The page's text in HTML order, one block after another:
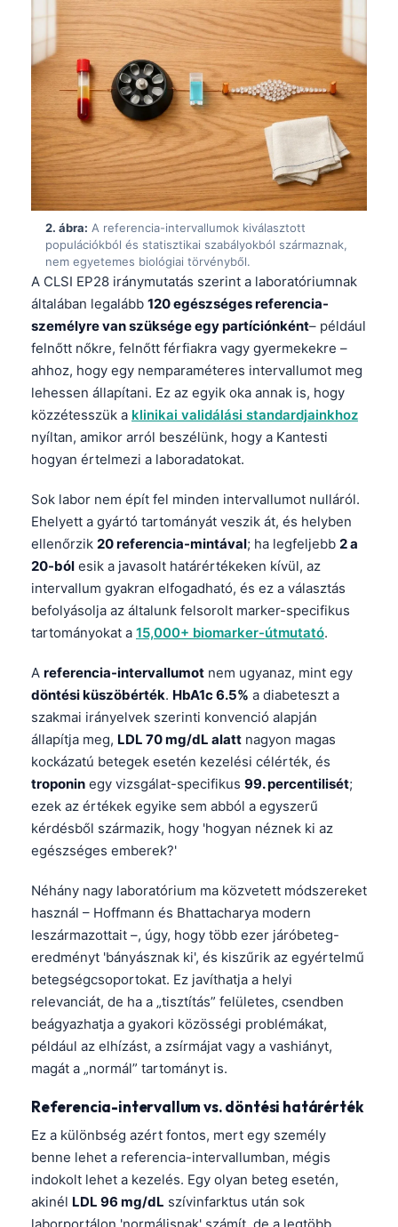
2. ábra: A referencia-intervallumok kiválasztott
populációkból és statisztikai szabályokból származnak,
nem egyetemes biológiai törvényből.
A CLSI EP28 iránymutatás szerint a laboratóriumnak
általában legalább 120 egészséges referencia-
személyre van szüksége egy partíciónként– például
felnőtt nőkre, felnőtt férfiakra vagy gyermekekre –
ahhoz, hogy egy nemparaméteres intervallumot meg
lehessen állapítani. Ez az egyik oka annak is, hogy
közzétesszük a klinikai validálási standardjainkhoz
nyíltan, amikor arról beszélünk, hogy a Kantesti
hogyan értelmezi a laboradatokat.
Sok labor nem épít fel minden intervallumot nulláról.
Ehelyett a gyártó tartományát veszik át, és helyben
ellenőrzik 20 referencia-mintával; ha legfeljebb 2 a
20-ból esik a javasolt határértékeken kívül, az
intervallum gyakran elfogadható, és ez a választás
befolyásolja az általunk felsorolt marker-specifikus
tartományokat a 15,000+ biomarker-útmutató.
A referencia-intervallumot nem ugyanaz, mint egy
döntési küszöbérték. HbA1c 6.5% a diabeteszt a
szakmai irányelvek szerinti konvenció alapján
állapítja meg, LDL 70 mg/dL alatt nagyon magas
kockázatú betegek esetén kezelési célérték, és
troponin egy vizsgálat-specifikus 99. percentilisét;
ezek az értékek egyike sem abból a egyszerű
kérdésből származik, hogy 'hogyan néznek ki az
egészséges emberek?'
Néhány nagy laboratórium ma közvetett módszereket
használ – Hoffmann és Bhattacharya modern
leszármazottait –, úgy, hogy több ezer járóbeteg-
eredményt 'bányásznak ki', és kiszűrik az egyértelmű
betegségcsoportokat. Ez javíthatja a helyi
relevanciát, de ha a „tisztítás” felületes, csendben
beágyazhatja a gyakori közösségi problémákat,
például az elhízást, a zsírmájat vagy a vashiányt,
magát a „normál” tartományt is.
Referencia-intervallum vs. döntési határérték
Ez a különbség azért fontos, mert egy személy
benne lehet a referencia-intervallumban, mégis
indokolt lehet a kezelés. Egy olyan beteg esetén,
akinél LDL 96 mg/dL szívinfarktus után sok
laborportálon 'normálisnak' számít, de a legtöbb